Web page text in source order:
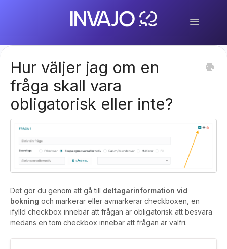
Toggle
Invajo Submit & Review (Abstracts)
For participants Contact Contact
Hur väljer jag om en
fråga skall vara
obligatorisk eller inte?
Det gör du genom att gå till deltagarinformation vid
bokning och markerar eller avmarkerar checkboxen, en
ifylld checkbox innebär att frågan är obligatorisk att besvara
medans en tom checkbox innebär att frågan är valfri.